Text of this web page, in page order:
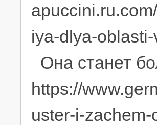
iya-dlya-
Она станет
https://
uster-i-